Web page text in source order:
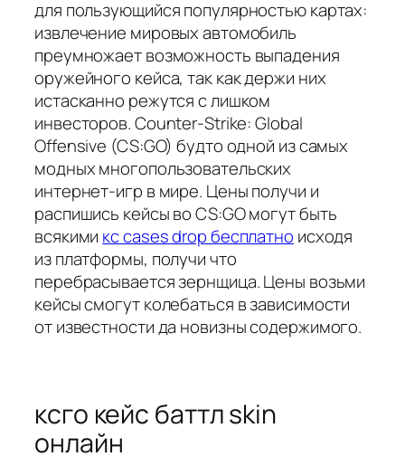
для пользующийся популярностью картах:
извлечение мировых автомобиль
преумножает возможность выпадения
оружейного кейса, так как держи них
истасканно режутся с лишком
инвесторов. Counter-Strike: Global
Offensive (CS:GO) будто одной из самых
модных многопользовательских
интернет-игр в мире. Цены получи и
распишись кейсы во CS:GO могут быть
всякими кс cases drop бесплатно исходя
из платформы, получи что
перебрасывается зернщица. Цены возьми
кейсы смогут колебаться в зависимости
от известности да новизны содержимого.
ксго кейс баттл skin
онлайн